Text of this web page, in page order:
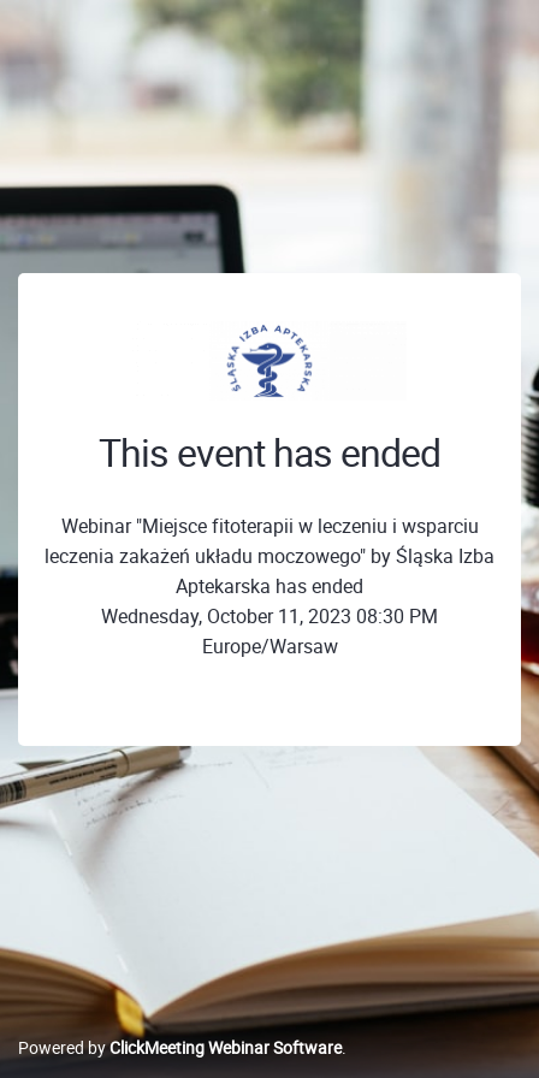
This event has ended
Webinar "Miejsce fitoterapii w leczeniu i wsparciu
leczenia zakażeń układu moczowego" by Śląska Izba
Aptekarska has ended
Wednesday, October 11, 2023 08:30 PM
Europe/Warsaw
Powered byClickMeeting Webinar Software.